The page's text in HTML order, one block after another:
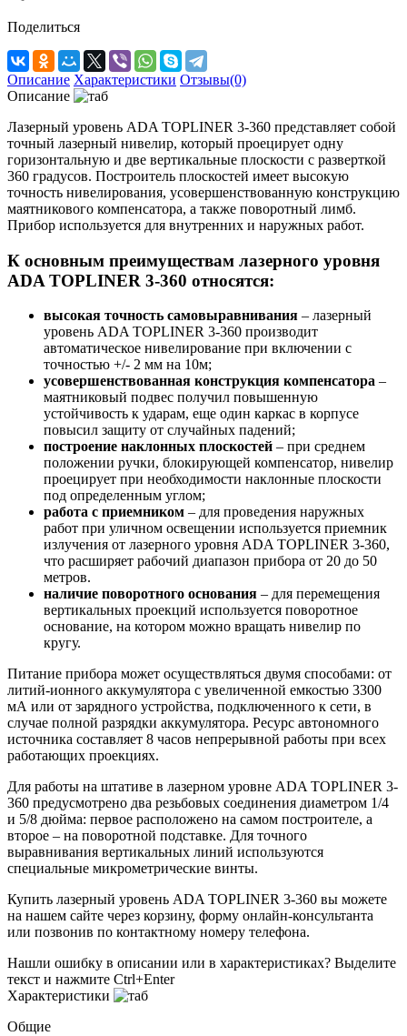
Поделиться
Описание Характеристики Отзывы(0)
Описание
Лазерный уровень ADA TOPLINER 3-360 представляет собой
точный лазерный нивелир, который проецирует одну
горизонтальную и две вертикальные плоскости с разверткой
360 градусов. Построитель плоскостей имеет высокую
точность нивелирования, усовершенствованную конструкцию
маятникового компенсатора, а также поворотный лимб.
Прибор используется для внутренних и наружных работ.
К основным преимуществам лазерного уровня
ADA TOPLINER 3-360 относятся:
высокая точность самовыравнивания – лазерный
уровень ADA TOPLINER 3-360 производит
автоматическое нивелирование при включении с
точностью +/- 2 мм на 10м;
усовершенствованная конструкция компенсатора –
маятниковый подвес получил повышенную
устойчивость к ударам, еще один каркас в корпусе
повысил защиту от случайных падений;
построение наклонных плоскостей – при среднем
положении ручки, блокирующей компенсатор, нивелир
проецирует при необходимости наклонные плоскости
под определенным углом;
работа с приемником – для проведения наружных
работ при уличном освещении используется приемник
излучения от лазерного уровня ADA TOPLINER 3-360,
что расширяет рабочий диапазон прибора от 20 до 50
метров.
наличие поворотного основания – для перемещения
вертикальных проекций используется поворотное
основание, на котором можно вращать нивелир по
кругу.
Питание прибора может осуществляться двумя способами: от
литий-ионного аккумулятора с увеличенной емкостью 3300
мА или от зарядного устройства, подключенного к сети, в
случае полной разрядки аккумулятора. Ресурс автономного
источника составляет 8 часов непрерывной работы при всех
работающих проекциях.
Для работы на штативе в лазерном уровне ADA TOPLINER 3-
360 предусмотрено два резьбовых соединения диаметром 1/4
и 5/8 дюйма: первое расположено на самом построителе, а
второе – на поворотной подставке. Для точного
выравнивания вертикальных линий используются
специальные микрометрические винты.
Купить лазерный уровень ADA TOPLINER 3-360 вы можете
на нашем сайте через корзину, форму онлайн-консультанта
или позвонив по контактному номеру телефона.
Нашли ошибку в описании или в характеристиках? Выделите
текст и нажмите Ctrl+Enter
Характеристики
Общие